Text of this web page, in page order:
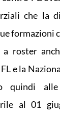
che la
formazioni
a roster
e la
quindi
al 01